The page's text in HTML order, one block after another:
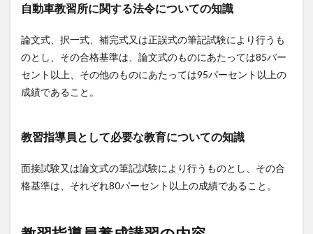
自動車教習所に関する法令についての知識
論文式、択一式、補完式又は正誤式の筆記試験により行うも
のとし、その合格基準は、論文式のものにあたっては85パー
セント以上、その他のものにあたっては95パーセント以上の
成績であること。
教習指導員として必要な教育についての知識
面接試験又は論文式の筆記試験により行うものとし、その合
格基準は、それぞれ80パーセント以上の成績であること。